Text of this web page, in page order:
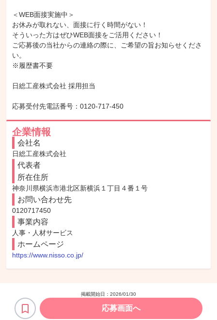
＜WEB面接実施中＞
お休みが取れない、面接に行く時間がない！
そういった方はぜひWEB面接をご活用ください！
ご応募後の当社からの連絡の際に、ご希望の旨お知らせくださ
い。
※履歴書不要
日総工産株式会社 採用担当
応募受付先電話番号：0120-717-450
企業情報
会社名
日総工産株式会社
代表者
所在住所
神奈川県横浜市港北区新横浜１丁目４番１号
お問い合わせ先
0120717450
事業内容
人事・人材サービス
ホームページ
https://www.nisso.co.jp/
掲載開始日： 2026/01/30
応募画面へ